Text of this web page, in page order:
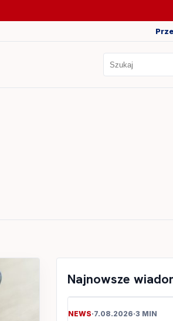
Szukaj
Najnowsze
NEWS·7.08.2026·3 MIN